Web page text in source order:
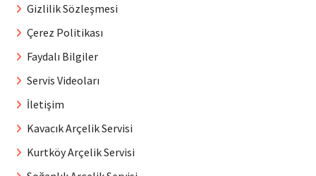
Gizlilik Sözleşmesi
Çerez Politikası
Faydalı Bilgiler
Servis Videoları
İletişim
Kavacık Arçelik Servisi
Kurtköy Arçelik Servisi